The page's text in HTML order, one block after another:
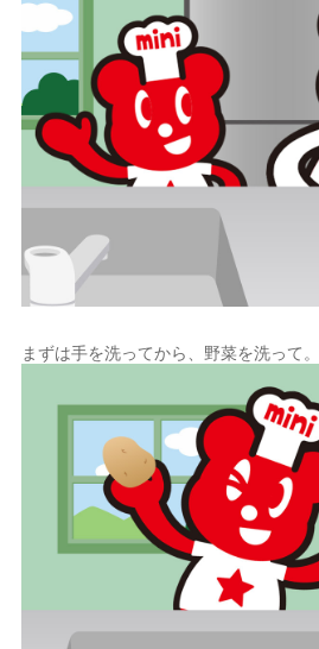
まずは手を洗ってから、野菜を洗って。